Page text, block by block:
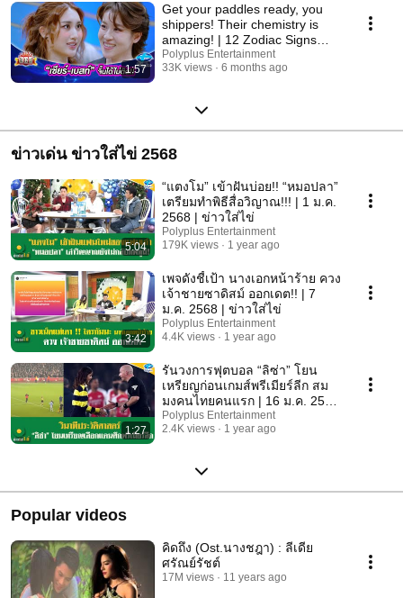
1:57
Get your paddles ready, you
shippers! Their chemistry is
amazing! | 12 Zodiac Signs
Battle | Janu...
Polyplus Entertainment
33K views
6 months ago
ข่าวเด่น ข่าวใส่ไข่ 2568
5:04
“แตงโม” เข้าฝันบ่อย!! “หมอปลา”
เตรียมทำพิธีสื่อวิญาณ!!! | 1 ม.ค.
2568 | ข่าวใส่ไข่
Polyplus Entertainment
179K views
1 year ago
3:42
เพจดังชี้เป้า นางเอกหน้าร้าย ควง
เจ้าชายซาดิสม์ ออกเดต!! | 7
ม.ค. 2568 | ข่าวใส่ไข่
Polyplus Entertainment
4.4K views
1 year ago
1:27
รันวงการฟุตบอล “ลิซ่า” โยน
เหรียญก่อนเกมส์พรีเมียร์ลีก สม
มงคนไทยคนแรก | 16 ม.ค. 2568
| ข่าวใส่ไข่
Polyplus Entertainment
2.4K views
1 year ago
Popular videos
คิดถึง (Ost.นางชฎา) : ลีเดีย
ศรัณย์รัชต์
17M views 11 years ago